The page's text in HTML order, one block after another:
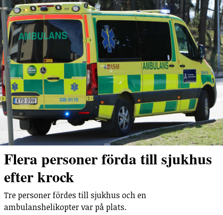
Flera personer förda till sjukhus
efter krock
Tre personer fördes till sjukhus och en
ambulanshelikopter var på plats.